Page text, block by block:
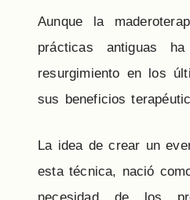
Aunque la
prácticas antiguas
resurgimiento en los
sus beneficios
La idea de crear un
esta técnica, nació
necesidad de los